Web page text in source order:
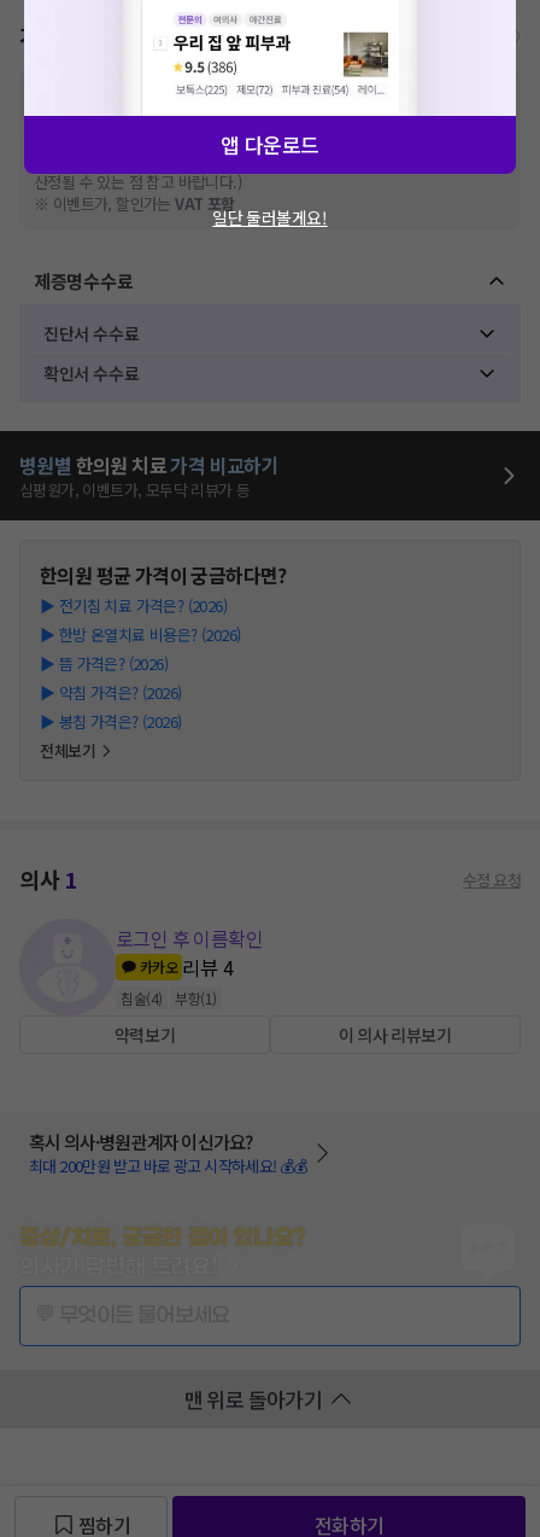
가격표 비급여/급여 진료란?
추가비용 등으로 실제 가격과 상이할 수 있으니, 정확
한 가격은 해당 의료기관에 직접 문의해주세요.
건강보험심사평가원에 고지되어 있는 급여 진료 기준 가
격입니다. (진료와 연관된 복합적인 비용이 추가되어, 병원마다 금액이 다르게
산정될 수 있는 점 참고 바랍니다.)
※ 이벤트가, 할인가는VAT 포함
제증명수수료
진단서 수수료
확인서 수수료
병원별 한의원 치료가격 비교하기
심평원가, 이벤트가, 모두닥 리뷰가 등
한의원평균 가격이 궁금하다면?
▶ 전기침 치료 가격은? (2026)
▶ 한방 온열치료 비용은? (2026)
▶ 뜸 가격은? (2026)
▶ 약침 가격은? (2026)
▶ 봉침 가격은? (2026)
전체보기
의사1 수정 요청
로그인 후 이름확인
카카오 리뷰4
침술(4) 부항(1)
약력보기 이 의사 리뷰보기
혹시 의사·병원관계자 이신가요?
최대 200만원 받고 바로 광고 시작하세요! 💰💰
증상/치료, 궁금한 점이 있나요?
맨 위로 돌아가기
찜하기 전화하기
앱 다운로드
일단 둘러볼게요!